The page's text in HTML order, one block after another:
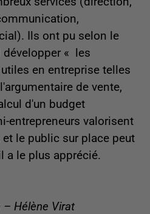
Ils ont pu selon le
développer « les
en entreprise telles
de vente,
d'un budget
entrepreneurs valorisent
et le public sur place peut
a le plus apprécié.
– Hélène Virat